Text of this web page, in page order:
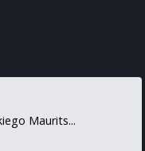
Maurits...